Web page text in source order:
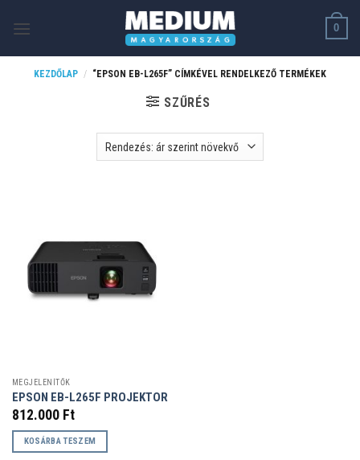
0
KEZDŐLAP / “EPSON EB-L265F” CÍMKÉVEL RENDELKEZŐ TERMÉKEK
SZŰRÉS
MEGJELENÍTŐK
EPSON EB-L265F PROJEKTOR
812.000 Ft
KOSÁRBA TESZEM